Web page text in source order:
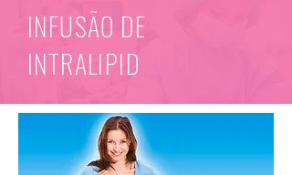
INFUSÃO DE
INTRALIPID